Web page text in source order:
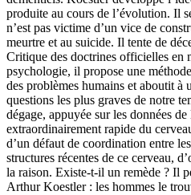
produite au cours de l’évolution. Il
n’est pas victime d’un vice de
meurtre et au suicide. Il tente de
Critique des doctrines officielles en
psychologie, il propose une
des problèmes humains et aboutit à
questions les plus graves de notre
dégage, appuyée sur les données
extraordinairement rapide du
d’un défaut de coordination entre
structures récentes de ce cerveau,
la raison. Existe-t-il un remède ? Il
Arthur Koestler : les hommes le